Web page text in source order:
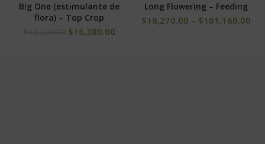
Big One (estimulante de
flora) – Top Crop
$16,380.00
Long Flowering – Feeding
$18,270.00 – $101,160.00